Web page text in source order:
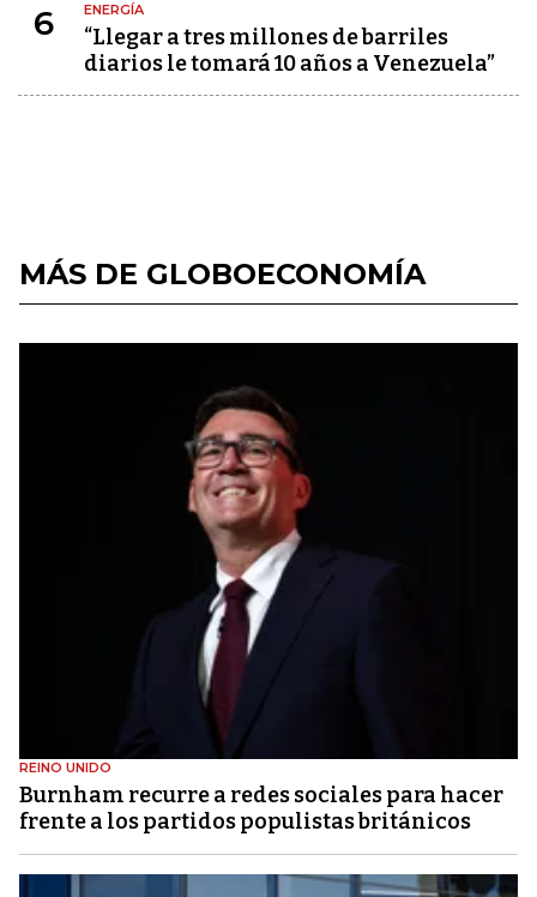
6 ENERGÍA
“Llegar a tres millones de barriles
diarios le tomará 10 años a Venezuela”
MÁS DE GLOBOECONOMÍA
REINO UNIDO
Burnham recurre a redes sociales para hacer
frente a los partidos populistas británicos